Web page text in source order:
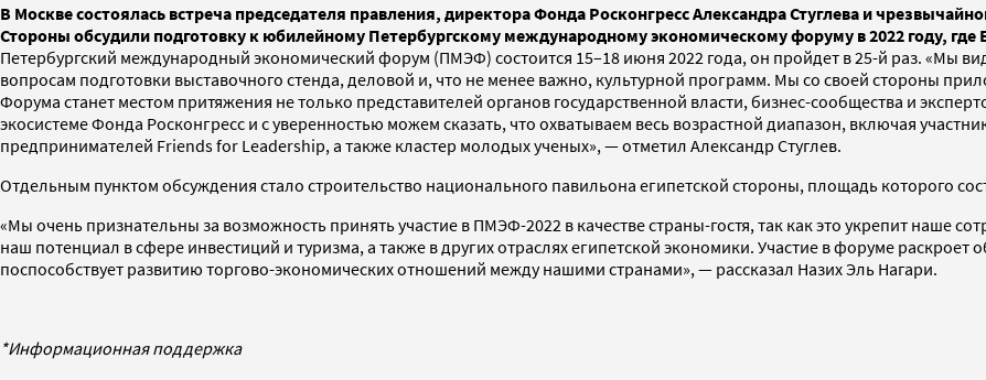
В Москве состоялась встреча председателя правления, директора Фонда Росконгресс Александра Стуглева и
Стороны обсудили подготовку к юбилейному Петербургскому международному экономическому форуму в 2022 году, где
Петербургский международный экономический форум (ПМЭФ) состоится 15–18 июня 2022 года, он пройдет в 25-й раз. «Мы
вопросам подготовки выставочного стенда, деловой и, что не менее важно, культурной программ. Мы со своей стороны
Форума станет местом притяжения не только представителей органов государственной власти, бизнес-сообщества и
экосистеме Фонда Росконгресс и с уверенностью можем сказать, что охватываем весь возрастной диапазон, включая
предпринимателей Friends for Leadership, а также кластер молодых ученых», — отметил Александр Стуглев.
Отдельным пунктом обсуждения стало строительство национального павильона египетской стороны, площадь которого
«Мы очень признательны за возможность принять участие в ПМЭФ-2022 в качестве страны-гостя, так как это укрепит наше
наш потенциал в сфере инвестиций и туризма, а также в других отраслях египетской экономики. Участие в форуме
поспособствует развитию торгово-экономических отношений между нашими странами», — рассказал Назих Эль Нагари.
*Информационная поддержка